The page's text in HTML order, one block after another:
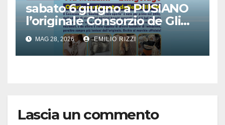
sabato 6 giugno a PUSIANO
l’originale Consorzio de Gli
Ambulanti di Forte dei
Marmi®
MAG 28, 2026 EMILIO RIZZI
Lascia un commento